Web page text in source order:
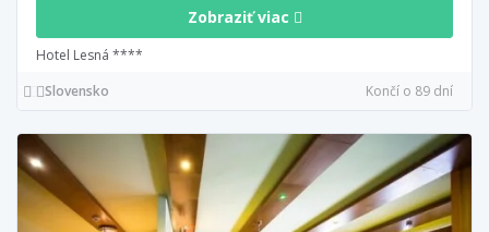
Zobraziť viac
Hotel Lesná ****
Slovensko
Končí o 89 dní